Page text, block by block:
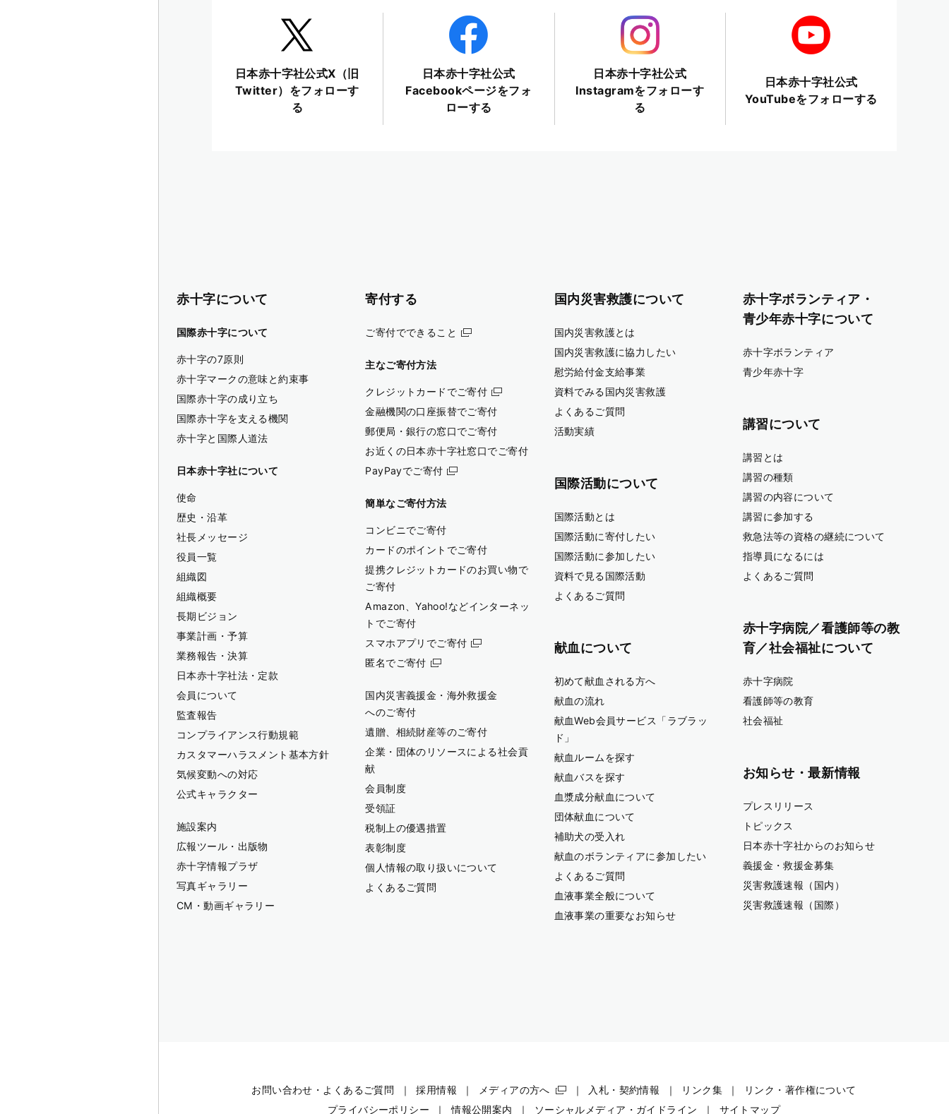
日本赤十字社公式X（旧
Twitter）をフォローす
る
日本赤十字社公式
Facebookページをフォ
ローする
日本赤十字社公式
Instagramをフォローす
る
日本赤十字社公式
YouTubeをフォローする
赤十字について
国際赤十字について
赤十字の7原則
赤十字マークの意味と約束事
国際赤十字の成り立ち
国際赤十字を支える機関
赤十字と国際人道法
日本赤十字社について
使命
歴史・沿革
社長メッセージ
役員一覧
組織図
組織概要
長期ビジョン
事業計画・予算
業務報告・決算
日本赤十字社法・定款
会員について
監査報告
コンプライアンス行動規範
カスタマーハラスメント基本方針
気候変動への対応
公式キャラクター
施設案内
広報ツール・出版物
赤十字情報プラザ
写真ギャラリー
CM・動画ギャラリー
寄付する
ご寄付でできること
主なご寄付方法
クレジットカードでご寄付
金融機関の口座振替でご寄付
郵便局・銀行の窓口でご寄付
お近くの日本赤十字社窓口でご寄付
PayPayでご寄付
簡単なご寄付方法
コンビニでご寄付
カードのポイントでご寄付
提携クレジットカードのお買い物で
ご寄付
Amazon、Yahoo!などインターネッ
トでご寄付
スマホアプリでご寄付
匿名でご寄付
国内災害義援金・海外救援金
へのご寄付
遺贈、相続財産等のご寄付
企業・団体のリソースによる社会貢
献
会員制度
受領証
税制上の優遇措置
表彰制度
個人情報の取り扱いについて
よくあるご質問
国内災害救護について
国内災害救護とは
国内災害救護に協力したい
慰労給付金支給事業
資料でみる国内災害救護
よくあるご質問
活動実績
国際活動について
国際活動とは
国際活動に寄付したい
国際活動に参加したい
資料で見る国際活動
よくあるご質問
献血について
初めて献血される方へ
献血の流れ
献血Web会員サービス「ラブラッ
ド」
献血ルームを探す
献血バスを探す
血漿成分献血について
団体献血について
補助犬の受入れ
献血のボランティアに参加したい
よくあるご質問
血液事業全般について
血液事業の重要なお知らせ
赤十字ボランティア・
青少年赤十字について
赤十字ボランティア
青少年赤十字
講習について
講習とは
講習の種類
講習の内容について
講習に参加する
救急法等の資格の継続について
指導員になるには
よくあるご質問
赤十字病院／看護師等の教
育／社会福祉について
赤十字病院
看護師等の教育
社会福祉
お知らせ・最新情報
プレスリリース
トピックス
日本赤十字社からのお知らせ
義援金・救援金募集
災害救護速報（国内）
災害救護速報（国際）
お問い合わせ・よくあるご質問 採用情報 メディアの方へ 入札・契約情報 リンク集
リンク・著作権について
プライバシーポリシー
情報公開案内 ソーシャルメディア・ガイドライン サイトマップ